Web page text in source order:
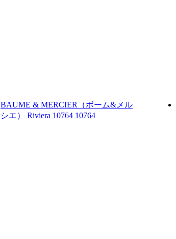
BAUME & MERCIER（ボーム&メル
シエ）
Riviera 10764 10764